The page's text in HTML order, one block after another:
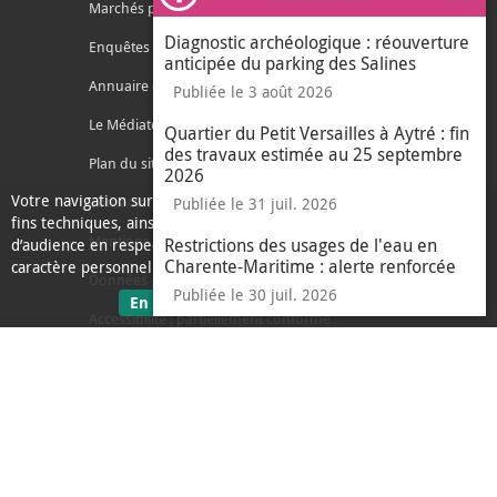
Votre navigation sur ce site nécessite l’usage de cookies pour des
fins techniques, ainsi que des cookies anonymisés de mesure
d’audience en respect de la législation relative aux données à
caractère personnel.
En savoir plussur les données personnelles
J'ai compris
le message
Diagnostic archéologique : réouverture
anticipée du parking des Salines
Publiée le 3 août 2026
Quartier du Petit Versailles à Aytré : fin
des travaux estimée au 25 septembre
2026
Publiée le 31 juil. 2026
Restrictions des usages de l'eau en
Charente-Maritime : alerte renforcée
Publiée le 30 juil. 2026
Marchés publics
Enquêtes publiques
Annuaire des services
Le Médiateur de l'Agglo
Plan du site
Contacter l'agglo
Mentions légales
Accessibilité : partiellement conforme